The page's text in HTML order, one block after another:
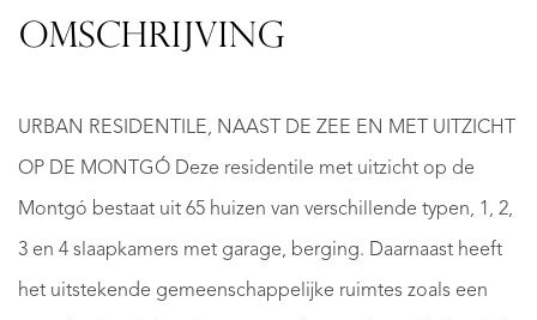
OMSCHRIJVING
URBAN RESIDENTILE, NAAST DE ZEE EN MET UITZICHT
OP DE MONTGÓ Deze residentile met uitzicht op de
Montgó bestaat uit 65 huizen van verschillende typen, 1, 2,
3 en 4 slaapkamers met garage, berging. Daarnaast heeft
het uitstekende gemeenschappelijke ruimtes zoals een